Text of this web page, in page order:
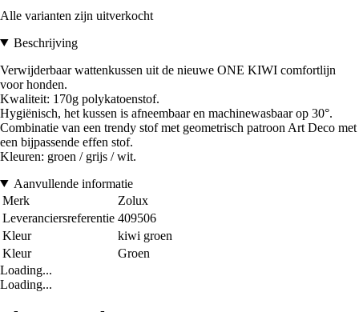
Alle varianten zijn uitverkocht
Beschrijving
Verwijderbaar wattenkussen uit de nieuwe ONE KIWI comfortlijn
voor honden.
Kwaliteit: 170g polykatoenstof.
Hygiënisch, het kussen is afneembaar en machinewasbaar op 30°.
Combinatie van een trendy stof met geometrisch patroon Art Deco met
een bijpassende effen stof.
Kleuren: groen / grijs / wit.
Aanvullende informatie
Merk
Zolux
Leveranciersreferentie 409506
Kleur
kiwi groen
Kleur
Groen
Loading...
Loading...